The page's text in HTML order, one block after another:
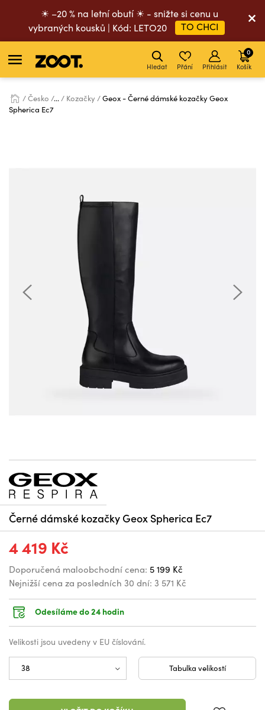
☀ –20 % na letní obutí ☀ - snižte si cenu u
vybraných kousků | Kód: LETO20
TO CHCI
Hledat Přání Přihlásit Košík
0
Česko ... Kozačky
Geox - Černé dámské kozačky Geox
Spherica Ec7
Černé dámské kozačky Geox Spherica Ec7
4 419 Kč
Doporučená maloobchodní cena: 5 199 Kč
Nejnižší cena za posledních 30 dní: 3 571 Kč
Odesíláme do 24 hodin
Velikosti jsou uvedeny v EU číslování.
Tabulka velikostí